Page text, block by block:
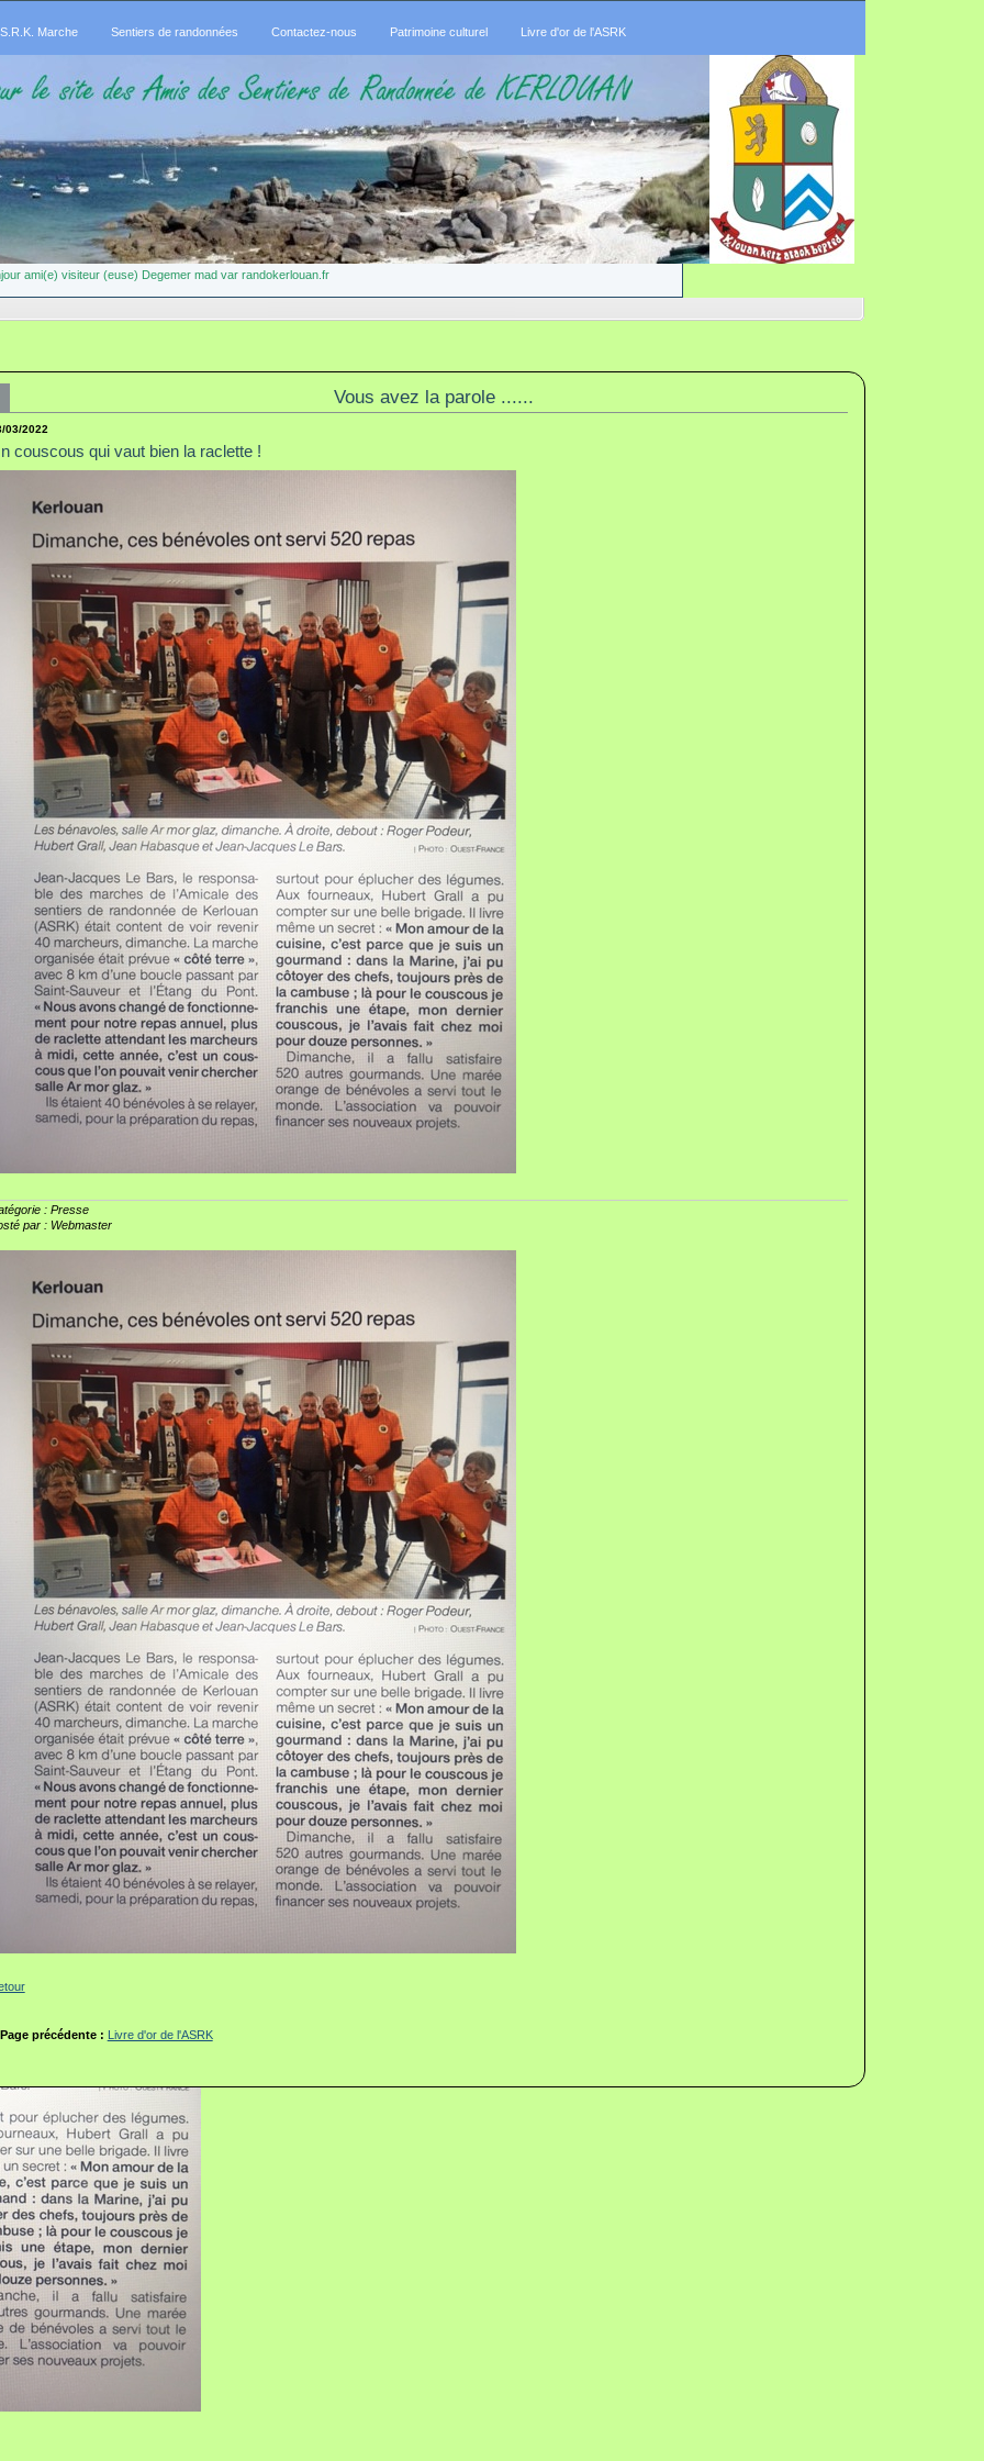
Marche Sentiers de randonnées Contactez-nous Patrimoine culturel Livre d'or de l'ASRK
ami(e) visiteur (euse) Degemer mad var randokerlouan.fr
Vous avez la parole ......
03/2022
couscous qui vaut bien la raclette !
: Presse
par : Webmaster
Page précédente : Livre d'or de l'ASRK